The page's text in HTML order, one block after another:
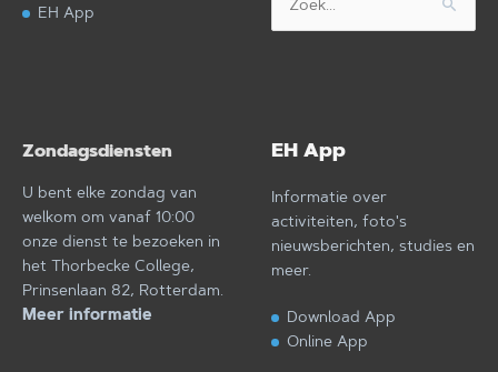
EH App
naar:
Zondagsdiensten
U bent elke zondag van
welkom om vanaf 10:00
onze dienst te bezoeken in
het Thorbecke College,
Prinsenlaan 82, Rotterdam.
Meer informatie
EH App
Informatie over
activiteiten, foto's
nieuwsberichten, studies en
meer.
Download App
Online App